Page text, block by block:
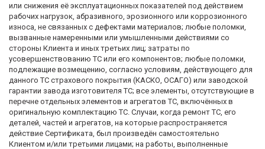
или снижения её эксплуатационных показателей под действием
рабочих нагрузок, абразивного, эрозионного или коррозионного
износа, не связанных с дефектами материалов; любые поломки,
вызванные намеренными или умышленными действиями со
стороны Клиента и иных третьих лиц; затраты по
усовершенствованию ТС или его компонентов; любые поломки,
подлежащие возмещению, согласно условиям, действующего для
данного ТС страхового покрытия (КАСКО, ОСАГО) или заводской
гарантии завода изготовителя ТС; все элементы, отсутствующие в
перечне отдельных элементов и агрегатов ТС, включённых в
оригинальную комплектацию ТС. Случаи, когда ремонт ТС, его
деталей, частей и агрегатов, на которые распространяется
действие Сертификата, был произведён самостоятельно
Клиентом и/или третьими лицами; на работы, выполненные